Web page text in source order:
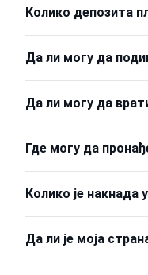
Колико депозита
Да ли могу да
Да ли могу да
Где могу да
Колико је накнада
Да ли је моја